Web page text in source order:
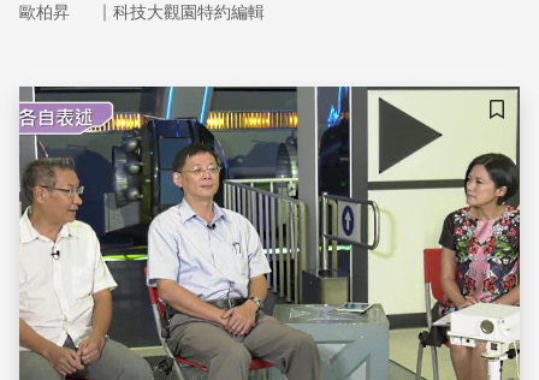
那麼簡單！必須提出觀測計畫與其他科學家競爭，才能爭取
歐柏昇 ｜ 科技大觀園特約編輯
儲存